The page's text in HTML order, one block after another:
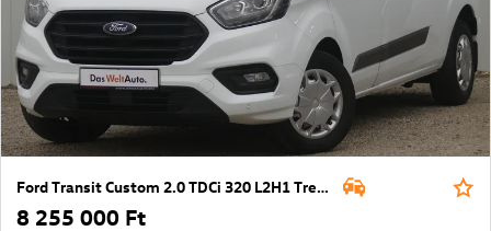
Ford Transit Custom 2.0 TDCi 320 L2H1 Trend Start&Stop
8 255 000 Ft